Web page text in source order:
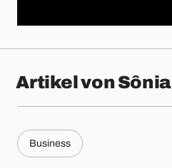
Artikel von Sônia
Business